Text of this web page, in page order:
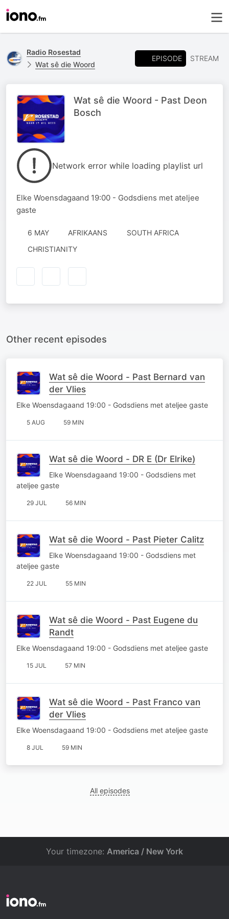
Radio Rosestad
Wat sê die Woord
EPISODE STREAM
Wat sê die Woord - Past Deon
Bosch
Network error while loading playlist url
Elke Woensdagaand 19:00 - Godsdiens met ateljee
gaste
6 MAY AFRIKAANS
SOUTH AFRICA
CHRISTIANITY
Other recent episodes
Wat sê die Woord - Past Bernard van
der Vlies
Elke Woensdagaand 19:00 - Godsdiens met ateljee gaste
5 AUG 59 MIN
Wat sê die Woord - DR E (Dr Elrike)
Elke Woensdagaand 19:00 - Godsdiens met
ateljee gaste
29 JUL 56 MIN
Wat sê die Woord - Past Pieter Calitz
Elke Woensdagaand 19:00 - Godsdiens met
ateljee gaste
22 JUL 55 MIN
Wat sê die Woord - Past Eugene du
Randt
Elke Woensdagaand 19:00 - Godsdiens met ateljee gaste
15 JUL 57 MIN
Wat sê die Woord - Past Franco van
der Vlies
Elke Woensdagaand 19:00 - Godsdiens met ateljee gaste
8 JUL 59 MIN
All episodes
Your timezone: America / New York